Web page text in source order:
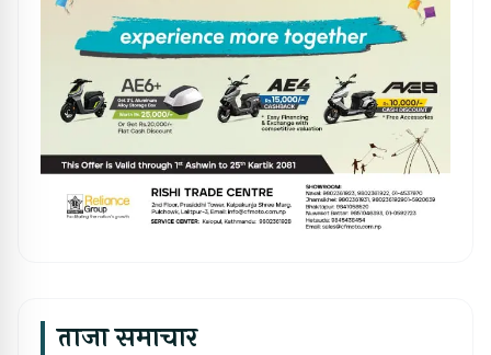
ताजा समाचार